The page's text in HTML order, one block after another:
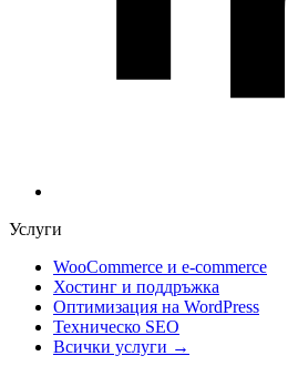
Услуги
WooCommerce и е-commerce
Хостинг и поддръжка
Оптимизация на WordPress
Техническо SEO
Всички услуги →